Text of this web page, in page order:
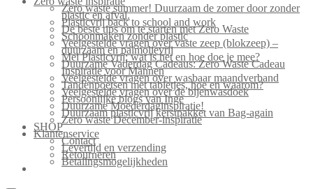
Zero waste summer! Duurzaam de zomer door zonder
plastic en afval.
Plasticvrij back to school and work
De beste tips om te starten met Zero Waste
Schoonmaken zonder plastic
Veelgestelde vragen over vaste zeep (blokzeep) –
duurzaam en palmolievrij
Mei Plasticvrij: wat is het en hoe doe je mee?
Duurzame Vaderdag Cadeaus: Zero Waste Cadeau
Inspiratie voor Mannen
Veelgestelde vragen over wasbaar maandverband
Tandenpoetsen met tabletjes, hoe en waarom?
Veelgestelde vragen over de bijenwasdoek
Persoonlijke blogs van Inge
Duurzame Moederdaginspiratie!
Duurzaam plasticvrij kerstpakket van Bag-again
Zero waste December-inspiratie
SHOP
Klantenservice
Contact
Levertijd en verzending
Retourneren
Betalingsmogelijkheden